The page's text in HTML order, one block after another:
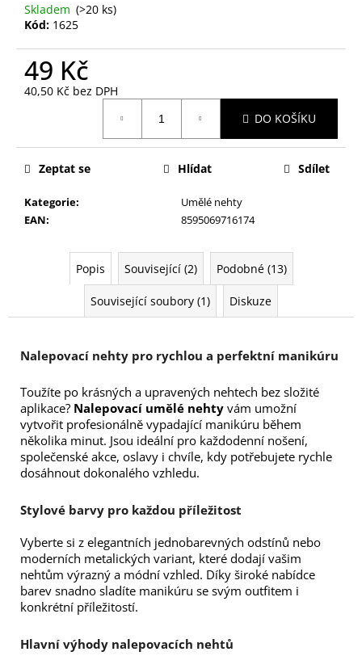
Skladem (>20 ks)
Kód: 1625
49 Kč
40,50 Kč bez DPH
DO KOŠÍKU
Kategorie:
Umělé nehty
EAN: 8595069716174
Zeptat se Hlídat Sdílet
Popis Související (2) Podobné (13)
Související soubory (1) Diskuze
Nalepovací nehty pro rychlou a perfektní manikúru
Toužíte po krásných a upravených nehtech bez složité
aplikace? Nalepovací umělé nehty vám umožní
vytvořit profesionálně vypadající manikúru během
několika minut. Jsou ideální pro každodenní nošení,
společenské akce, oslavy i chvíle, kdy potřebujete rychle
dosáhnout dokonalého vzhledu.
Stylové barvy pro každou příležitost
Vyberte si z elegantních jednobarevných odstínů nebo
moderních metalických variant, které dodají vašim
nehtům výrazný a módní vzhled. Díky široké nabídce
barev snadno sladíte manikúru se svým outfitem i
konkrétní příležitostí.
Hlavní výhody nalepovacích nehtů
u
u
e
NALEPOVACÍ
SAMOLEPÍCÍ
WISPY
V0035